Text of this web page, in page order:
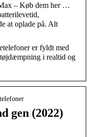
– Køb dem her …
at oplade på. Alt
er fyldt med
i realtid og
gen (2022)